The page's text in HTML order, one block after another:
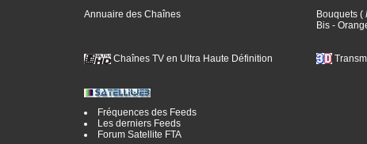
Annuaire des Chaînes Bouquets (
Bis -
Chaînes TV en Ultra Haute Définition
Fréquences des Feeds
Les derniers Feeds
Forum Satellite FTA